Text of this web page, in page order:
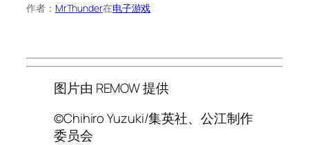
作者： MrThunder在电子游戏
图片由 REMOW 提供
©Chihiro Yuzuki/集英社、公江制作
委员会